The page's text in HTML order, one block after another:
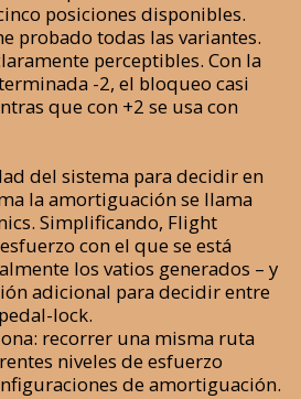
posiciones disponibles.
probado todas las variantes.
perceptibles. Con la
-2, el bloqueo casi
que con +2 se usa con
del sistema para decidir en
la amortiguación se llama
Simplificando, Flight
con el que se está
los vatios generados – y
adicional para decidir entre
lock.
recorrer una misma ruta
niveles de esfuerzo
de amortiguación.